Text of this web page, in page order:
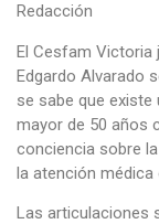
Redacción
El Cesfam Victoria
Edgardo Alvarado
se sabe que existe
mayor de 50 años
conciencia sobre
la atención médica
Las articulaciones